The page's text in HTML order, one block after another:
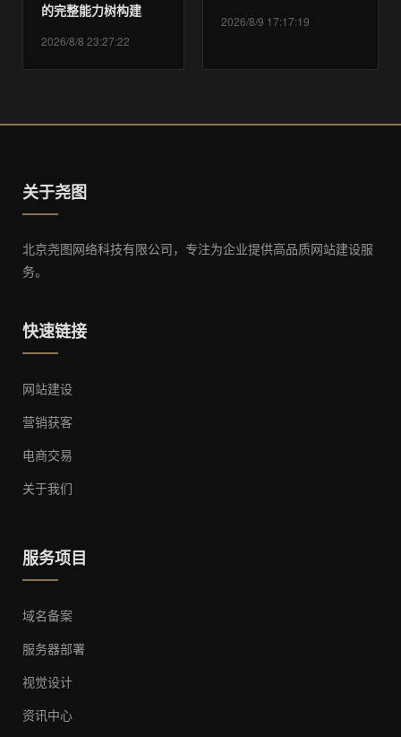
的完整能力树构建
2026/8/8 23:27:22
2026/8/9 17:17:19
关于尧图
北京尧图网络科技有限公司，专注为企业提供高品质网站建设服
务。
快速链接
网站建设
营销获客
电商交易
关于我们
服务项目
域名备案
服务器部署
视觉设计
资讯中心